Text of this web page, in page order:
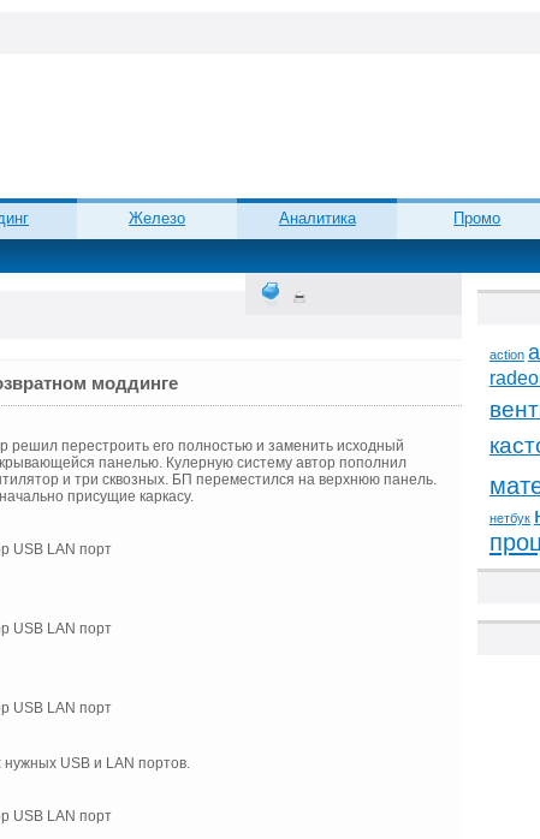
Железо Аналитика Промо
моддинге
перестроить его полностью и заменить исходный
панелью. Кулерную систему автор пополнил
и три сквозных. БП переместился на верхнюю панель.
присущие каркасу.
USB и LAN портов.
action
нетбук